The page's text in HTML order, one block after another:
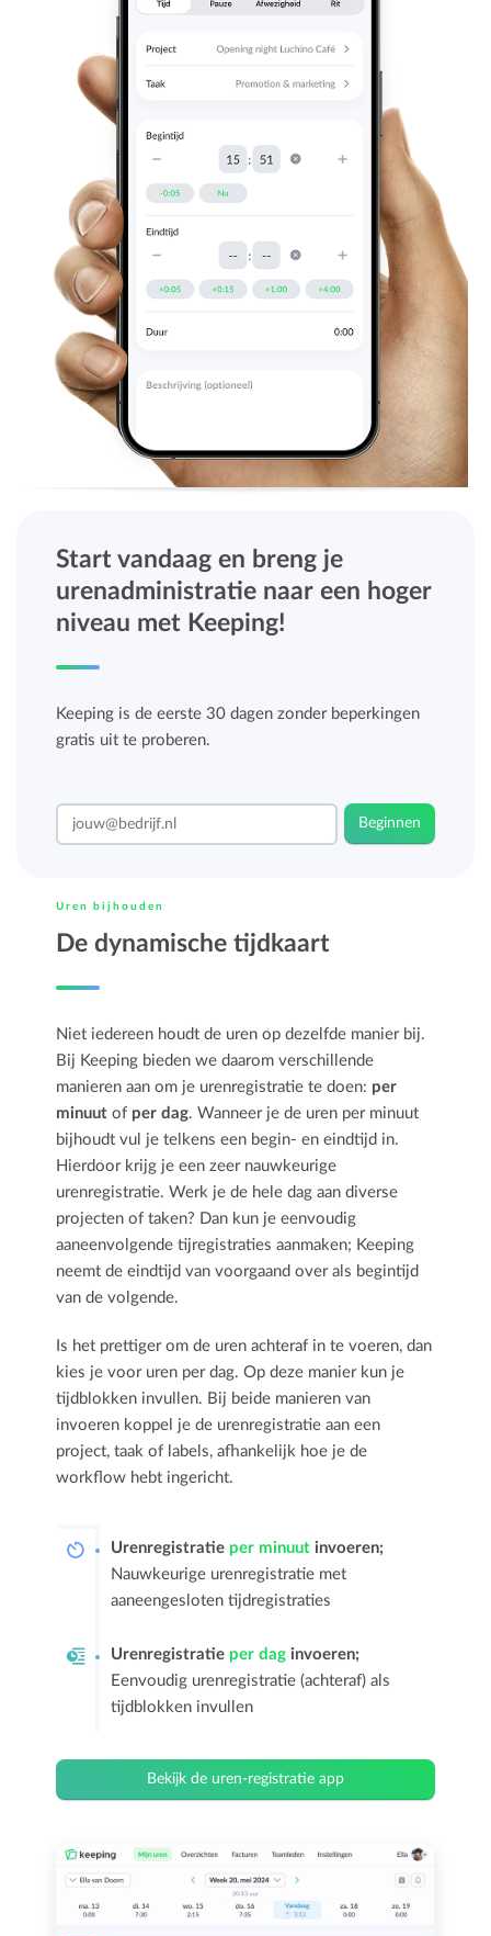
Start vandaag en breng je
urenadministratie naar een hoger
niveau met Keeping!
Keeping is de eerste 30 dagen zonder beperkingen
gratis uit te proberen.
Beginnen
Uren bijhouden
De dynamische tijdkaart
Niet iedereen houdt de uren op dezelfde manier bij.
Bij Keeping bieden we daarom verschillende
manieren aan om je urenregistratie te doen: per
minuut of per dag. Wanneer je de uren per minuut
bijhoudt vul je telkens een begin- en eindtijd in.
Hierdoor krijg je een zeer nauwkeurige
urenregistratie. Werk je de hele dag aan diverse
projecten of taken? Dan kun je eenvoudig
aaneenvolgende tijregistraties aanmaken; Keeping
neemt de eindtijd van voorgaand over als begintijd
van de volgende.
Is het prettiger om de uren achteraf in te voeren, dan
kies je voor uren per dag. Op deze manier kun je
tijdblokken invullen. Bij beide manieren van
invoeren koppel je de urenregistratie aan een
project, taak of labels, afhankelijk hoe je de
workflow hebt ingericht.
Urenregistratie per minuut invoeren;
Nauwkeurige urenregistratie met
aaneengesloten tijdregistraties
Urenregistratie per dag invoeren;
Eenvoudig urenregistratie (achteraf) als
tijdblokken invullen
Bekijk de uren-registratie app